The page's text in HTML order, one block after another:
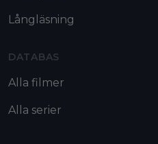
Långläsning
DATABAS
Alla filmer
Alla serier